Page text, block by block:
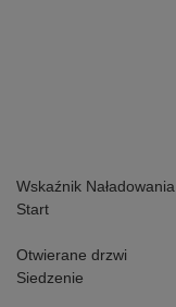
Wskaźnik Naładowania
Start
Otwierane drzwi
Siedzenie